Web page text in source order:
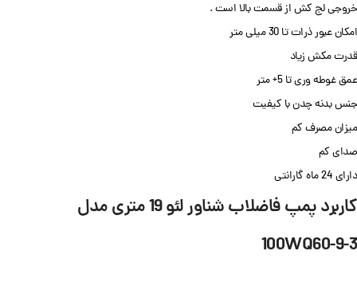
خروجی لج کش از قسمت بالا است .
امکان عبور ذرات تا 30 میلی متر
قدرت مکش زیاد
عمق غوطه وری تا 5+ متر
جنس بدنه چدن با کیفیت
میزان مصرف کم
صدای کم
دارای 24 ماه گارانتی
کاربرد پمپ فاضلاب شناور لئو 19 متری مدل
100WQ60-9-3